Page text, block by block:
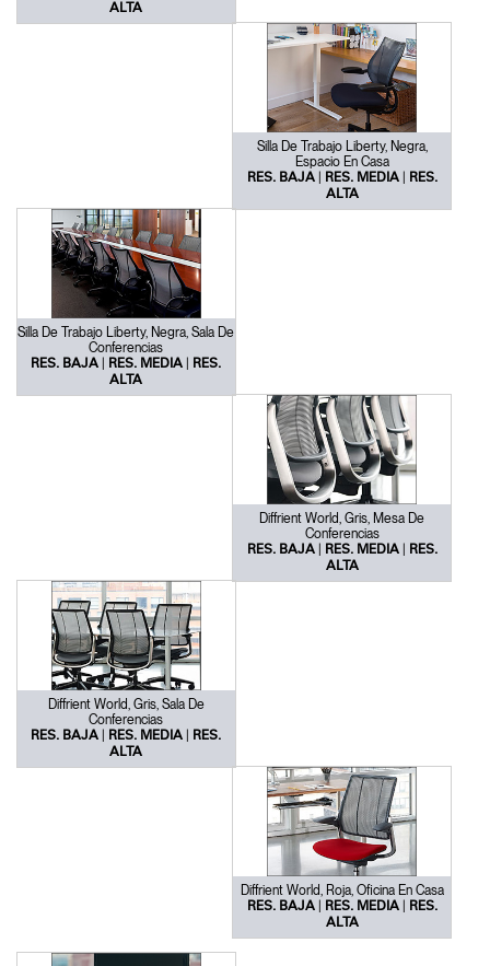
ALTA
Silla De Trabajo Liberty, Negra,
Espacio En Casa
RES. BAJA | RES. MEDIA | RES.
ALTA
Silla De Trabajo Liberty, Negra, Sala De
Conferencias
RES. BAJA | RES. MEDIA | RES.
ALTA
Diffrient World, Gris, Mesa De
Conferencias
RES. BAJA | RES. MEDIA | RES.
ALTA
Diffrient World, Gris, Sala De
Conferencias
RES. BAJA | RES. MEDIA | RES.
ALTA
Diffrient World, Roja, Oficina En Casa
RES. BAJA | RES. MEDIA | RES.
ALTA